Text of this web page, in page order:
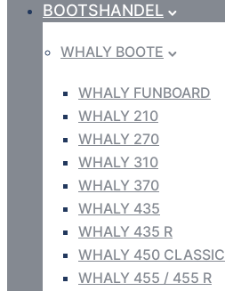
BOOTSHANDEL
WHALY BOOTE
WHALY FUNBOARD
WHALY 210
WHALY 270
WHALY 310
WHALY 370
WHALY 435
WHALY 435 R
WHALY 450 CLASSIC
WHALY 455 / 455 R